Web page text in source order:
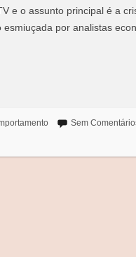
e o assunto principal é a
por analistas
Sem